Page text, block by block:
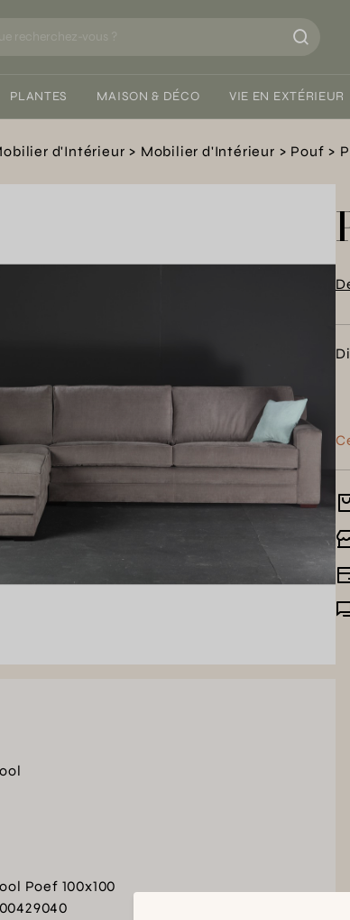
PLANTES MAISON & DÉCO VIE EN EXTÉRIEUR
d'Intérieur Mobilier d'Intérieur Pouf
Poef 100x100